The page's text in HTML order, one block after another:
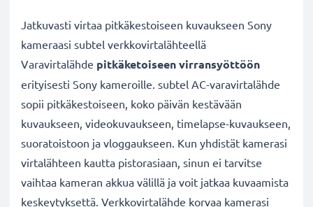
Jatkuvasti virtaa pitkäkestoiseen kuvaukseen Sony
kameraasi subtel verkkovirtalähteellä
Varavirtalähde pitkäketoiseen virransyöttöön
erityisesti Sony kameroille. subtel AC-varavirtalähde
sopii pitkäkestoiseen, koko päivän kestävään
kuvaukseen, videokuvaukseen, timelapse-kuvaukseen,
suoratoistoon ja vloggaukseen. Kun yhdistät kamerasi
virtalähteen kautta pistorasiaan, sinun ei tarvitse
vaihtaa kameran akkua välillä ja voit jatkaa kuvaamista
keskeytyksettä. Verkkovirtalähde korvaa kamerasi